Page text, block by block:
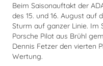
Beim Saisonauftakt der
des 15. und 16. August
Sturm auf ganzer Linie. Im
Porsche Pilot aus Brühl
Dennis Fetzer den vierten
Wertung.